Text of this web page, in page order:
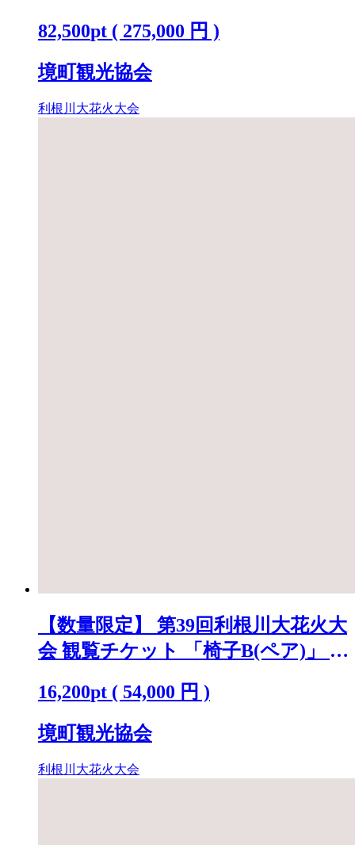
(ペア)] K2442
82,500pt ( 275,000 円 )
境町観光協会
利根川大花火大会
【数量限定】 第39回利根川大花火大
会 観覧チケット 「椅子B(ペア)」 ※
16,200pt ( 54,000 円 )
境町観光協会
利根川大花火大会